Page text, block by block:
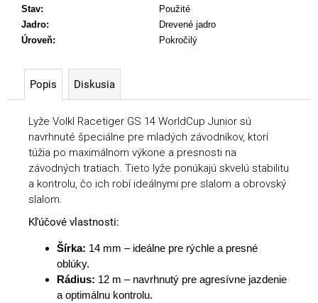
Stav:
Použité
Jadro:
Drevené jadro
Úroveň: Pokročilý
Popis Diskusia
Lyže Volkl Racetiger GS 14 WorldCup Junior sú
navrhnuté špeciálne pre mladých závodníkov, ktorí
túžia po maximálnom výkone a presnosti na
závodných tratiach. Tieto lyže ponúkajú skvelú stabilitu
a kontrolu, čo ich robí ideálnymi pre slalom a obrovský
slalom.
Kľúčové vlastnosti:
Šírka: 14 mm – ideálne pre rýchle a presné
oblúky.
Rádius: 12 m – navrhnutý pre agresívne jazdenie
a optimálnu kontrolu.